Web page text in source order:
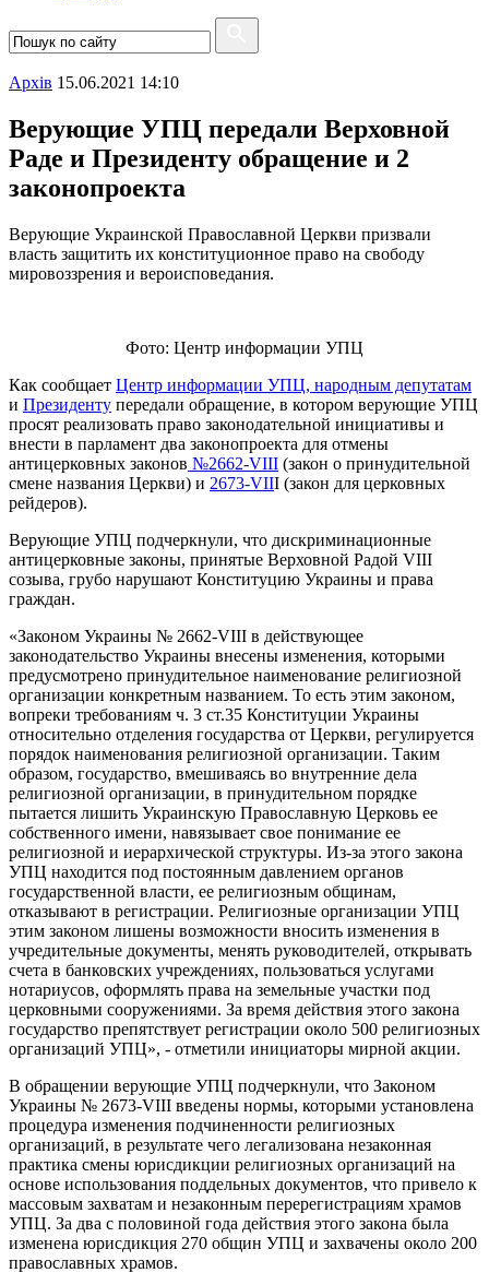
Архiв 15.06.2021 14:10
Верующие УПЦ передали Верховной
Раде и Президенту обращение и 2
законопроекта
Верующие Украинской Православной Церкви призвали
власть защитить их конституционное право на свободу
мировоззрения и вероисповедания.
Фото: Центр информации УПЦ
Как сообщает Центр информации УПЦ, народным депутатам
и Президенту передали обращение, в котором верующие УПЦ
просят реализовать право законодательной инициативы и
внести в парламент два законопроекта для отмены
антицерковных законов №2662-VIII (закон о принудительной
смене названия Церкви) и 2673-VIII (закон для церковных
рейдеров).
Верующие УПЦ подчеркнули, что дискриминационные
антицерковные законы, принятые Верховной Радой VIII
созыва, грубо нарушают Конституцию Украины и права
граждан.
«Законом Украины № 2662-VIII в действующее
законодательство Украины внесены изменения, которыми
предусмотрено принудительное наименование религиозной
организации конкретным названием. То есть этим законом,
вопреки требованиям ч. 3 ст.35 Конституции Украины
относительно отделения государства от Церкви, регулируется
порядок наименования религиозной организации. Таким
образом, государство, вмешиваясь во внутренние дела
религиозной организации, в принудительном порядке
пытается лишить Украинскую Православную Церковь ее
собственного имени, навязывает свое понимание ее
религиозной и иерархической структуры. Из-за этого закона
УПЦ находится под постоянным давлением органов
государственной власти, ее религиозным общинам,
отказывают в регистрации. Религиозные организации УПЦ
этим законом лишены возможности вносить изменения в
учредительные документы, менять руководителей, открывать
счета в банковских учреждениях, пользоваться услугами
нотариусов, оформлять права на земельные участки под
церковными сооружениями. За время действия этого закона
государство препятствует регистрации около 500 религиозных
организаций УПЦ», - отметили инициаторы мирной акции.
В обращении верующие УПЦ подчеркнули, что Законом
Украины № 2673-VIII введены нормы, которыми установлена
процедура изменения подчиненности религиозных
организаций, в результате чего легализована незаконная
практика смены юрисдикции религиозных организаций на
основе использования поддельных документов, что привело к
массовым захватам и незаконным перерегистрациям храмов
УПЦ. За два с половиной года действия этого закона была
изменена юрисдикция 270 общин УПЦ и захвачены около 200
православных храмов.